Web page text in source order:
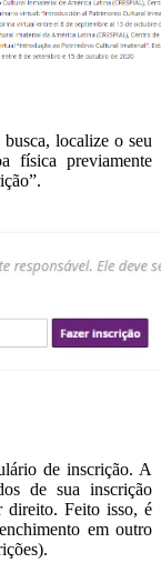
localize o seu
física previamente
de inscrição. A
de sua inscrição
direito. Feito isso, é
em outro